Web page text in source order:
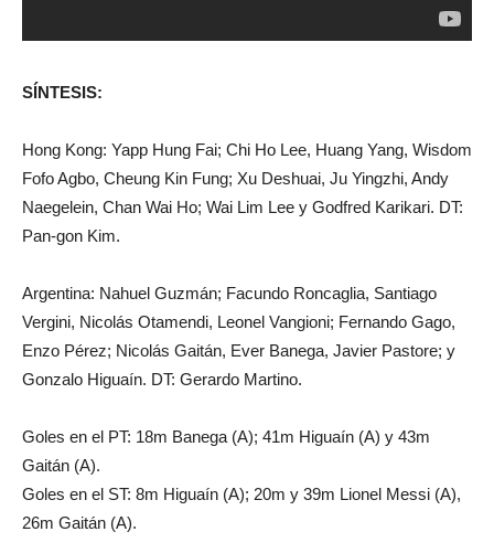
SÍNTESIS:
Hong Kong: Yapp Hung Fai; Chi Ho Lee, Huang Yang, Wisdom
Fofo Agbo, Cheung Kin Fung; Xu Deshuai, Ju Yingzhi, Andy
Naegelein, Chan Wai Ho; Wai Lim Lee y Godfred Karikari. DT:
Pan-gon Kim.
Argentina: Nahuel Guzmán; Facundo Roncaglia, Santiago
Vergini, Nicolás Otamendi, Leonel Vangioni; Fernando Gago,
Enzo Pérez; Nicolás Gaitán, Ever Banega, Javier Pastore; y
Gonzalo Higuaín. DT: Gerardo Martino.
Goles en el PT: 18m Banega (A); 41m Higuaín (A) y 43m
Gaitán (A).
Goles en el ST: 8m Higuaín (A); 20m y 39m Lionel Messi (A),
26m Gaitán (A).